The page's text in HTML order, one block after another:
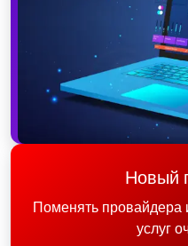
Новый
Поменять провайдера
услуг